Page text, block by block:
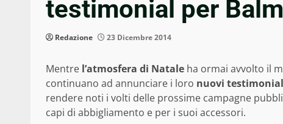
testimonial per
Redazione 23 Dicembre 2014
Mentre l’atmosfera di Natale ha ormai avvolto il
continuano ad annunciare i loro nuovi
rendere noti i volti delle prossime campagne
capi di abbigliamento e per i suoi accessori.